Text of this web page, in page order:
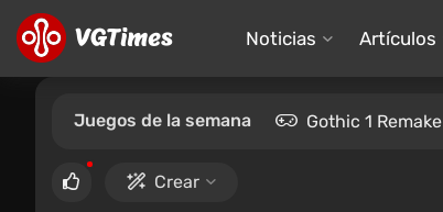
Noticias Artículos
Juegos de la semana Gothic 1 Remake
Crear